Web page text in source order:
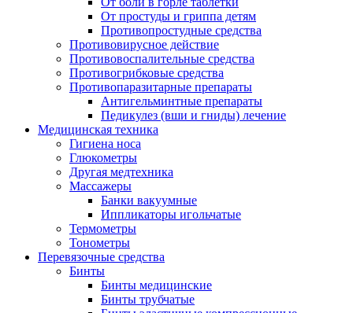
От простуды и гриппа детям
Противопростудные средства
Противовирусное действие
Противовоспалительные средства
Противогрибковые средства
Противопаразитарные препараты
Антигельминтные препараты
Педикулез (вши и гниды) лечение
Медицинская техника
Гигиена носа
Глюкометры
Другая медтехника
Массажеры
Банки вакуумные
Иппликаторы игольчатые
Термометры
Тонометры
Перевязочные средства
Бинты
Бинты медицинские
Бинты трубчатые